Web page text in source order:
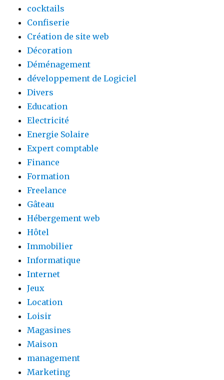
cocktails
Confiserie
Création de site web
Décoration
Déménagement
développement de Logiciel
Divers
Education
Electricité
Energie Solaire
Expert comptable
Finance
Formation
Freelance
Gâteau
Hébergement web
Hôtel
Immobilier
Informatique
Internet
Jeux
Location
Loisir
Magasines
Maison
management
Marketing